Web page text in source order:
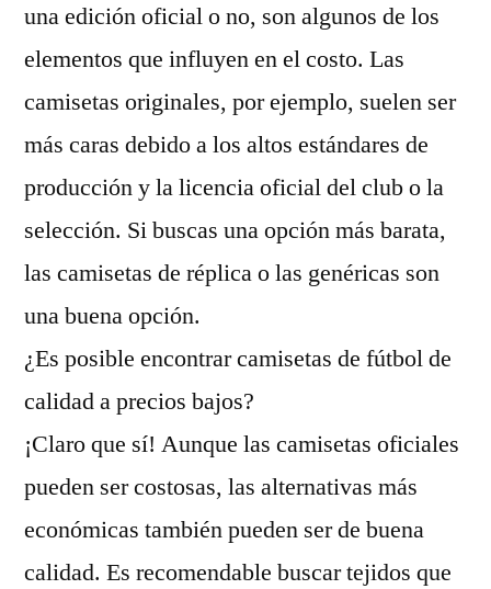
una edición oficial o no, son algunos de los
elementos que influyen en el costo. Las
camisetas originales, por ejemplo, suelen ser
más caras debido a los altos estándares de
producción y la licencia oficial del club o la
selección. Si buscas una opción más barata,
las camisetas de réplica o las genéricas son
una buena opción.
¿Es posible encontrar camisetas de fútbol de
calidad a precios bajos?
¡Claro que sí! Aunque las camisetas oficiales
pueden ser costosas, las alternativas más
económicas también pueden ser de buena
calidad. Es recomendable buscar tejidos que